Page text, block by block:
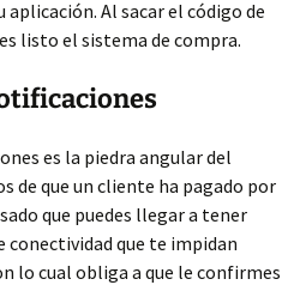
aplicación. Al sacar el código de
listo el sistema de compra.
es la piedra angular del
de que un cliente ha pagado por
que puedes llegar a tener
que te impidan
lo cual obliga a que le confirmes